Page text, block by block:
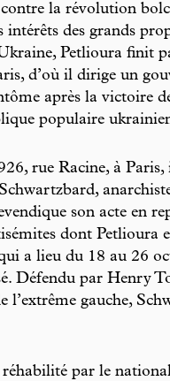
la révolution
intérêts des grands
Petlioura finit
d’où il dirige un
après la victoire
populaire
rue Racine, à Paris,
son acte en
dont Petlioura
a lieu du 18 au 26
Défendu par Henry
l’extrême gauche,
réhabilité par le